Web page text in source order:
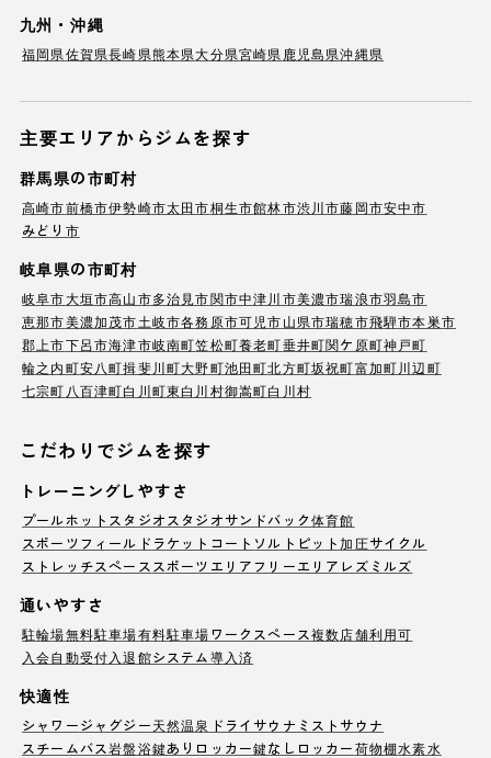
九州・沖縄
福岡県佐賀県長崎県熊本県大分県宮崎県 鹿児島県沖縄県
主要エリアからジムを探す
群馬県の市町村
高崎市前橋市伊勢崎市太田市桐生市館林市渋川市藤岡市安中市
みどり市
岐阜県の市町村
岐阜市大垣市高山市多治見市関市中津川市美濃市瑞浪市羽島市
恵那市美濃加茂市土岐市各務原市可児市山県市瑞穂市飛騨市本巣市
郡上市下呂市海津市岐南町笠松町養老町垂井町関ケ原町神戸町
輪之内町安八町揖斐川町大野町池田町北方町坂祝町富加町川辺町
七宗町 八百津町白川町東白川村御嵩町白川村
こだわりでジムを探す
トレーニングしやすさ
プールホットスタジオ スタジオサンドバック体育館
スポーツフィールド ラケットコート ソルトピット加圧サイクル
ストレッチスペース スポーツエリア フリーエリア レズミルズ
通いやすさ
駐輪場無料駐車場有料駐車場ワークスペース複数店舗利用可
入会自動受付 入退館システム導入済
快適性
シャワージャグジー天然温泉 ドライサウナ ミストサウナ
スチームバス岩盤浴鍵ありロッカー鍵なしロッカー荷物棚水素水